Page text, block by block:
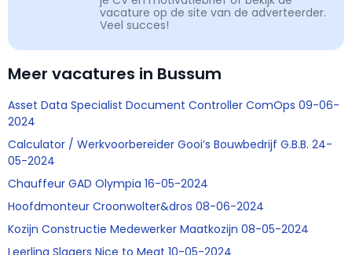
vacature op de site van de adverteerder.
Veel succes!
Meer vacatures in Bussum
Asset Data Specialist Document Controller ComOps 09-06-
2024
Calculator / Werkvoorbereider Gooi’s Bouwbedrijf G.B.B. 24-
05-2024
Chauffeur GAD Olympia 16-05-2024
Hoofdmonteur Croonwolter&dros 08-06-2024
Kozijn Constructie Medewerker Maatkozijn 08-05-2024